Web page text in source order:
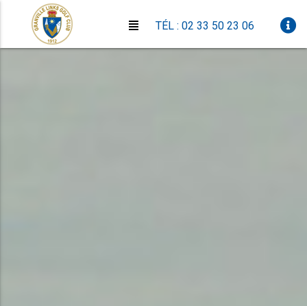
TÉL : 02 33 50 23 06